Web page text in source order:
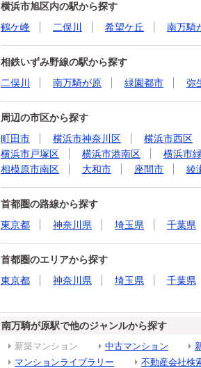
横浜市旭区内の駅から探す
鶴ケ峰
二俣川 希望ケ丘 南万騎
相鉄いずみ野線の駅から探す
二俣川
南万騎が原 緑園都市 弥
周辺の市区から探す
町田市
横浜市神奈川区 横浜市西区
横浜市戸塚区
横浜市港南区 横浜市
相模原市南区
大和市 座間市 綾
首都圏の路線から探す
東京都
神奈川県 埼玉県 千葉県
首都圏のエリアから探す
東京都
神奈川県 埼玉県 千葉県
南万騎が原駅で他のジャンルから探す
新築マンション 中古マンション
マンションライブラリー
不動産会社検